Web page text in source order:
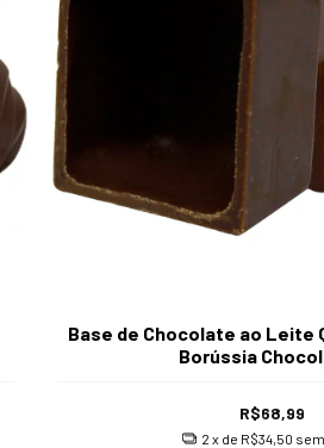
Base de Chocolate ao Leite
Borússia
R$68,99
2 x de R$34,50